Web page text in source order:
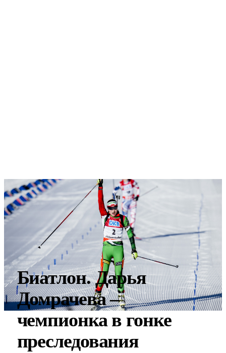
Биатлон. Дарья
Домрачева –
чемпионка в гонке
преследования